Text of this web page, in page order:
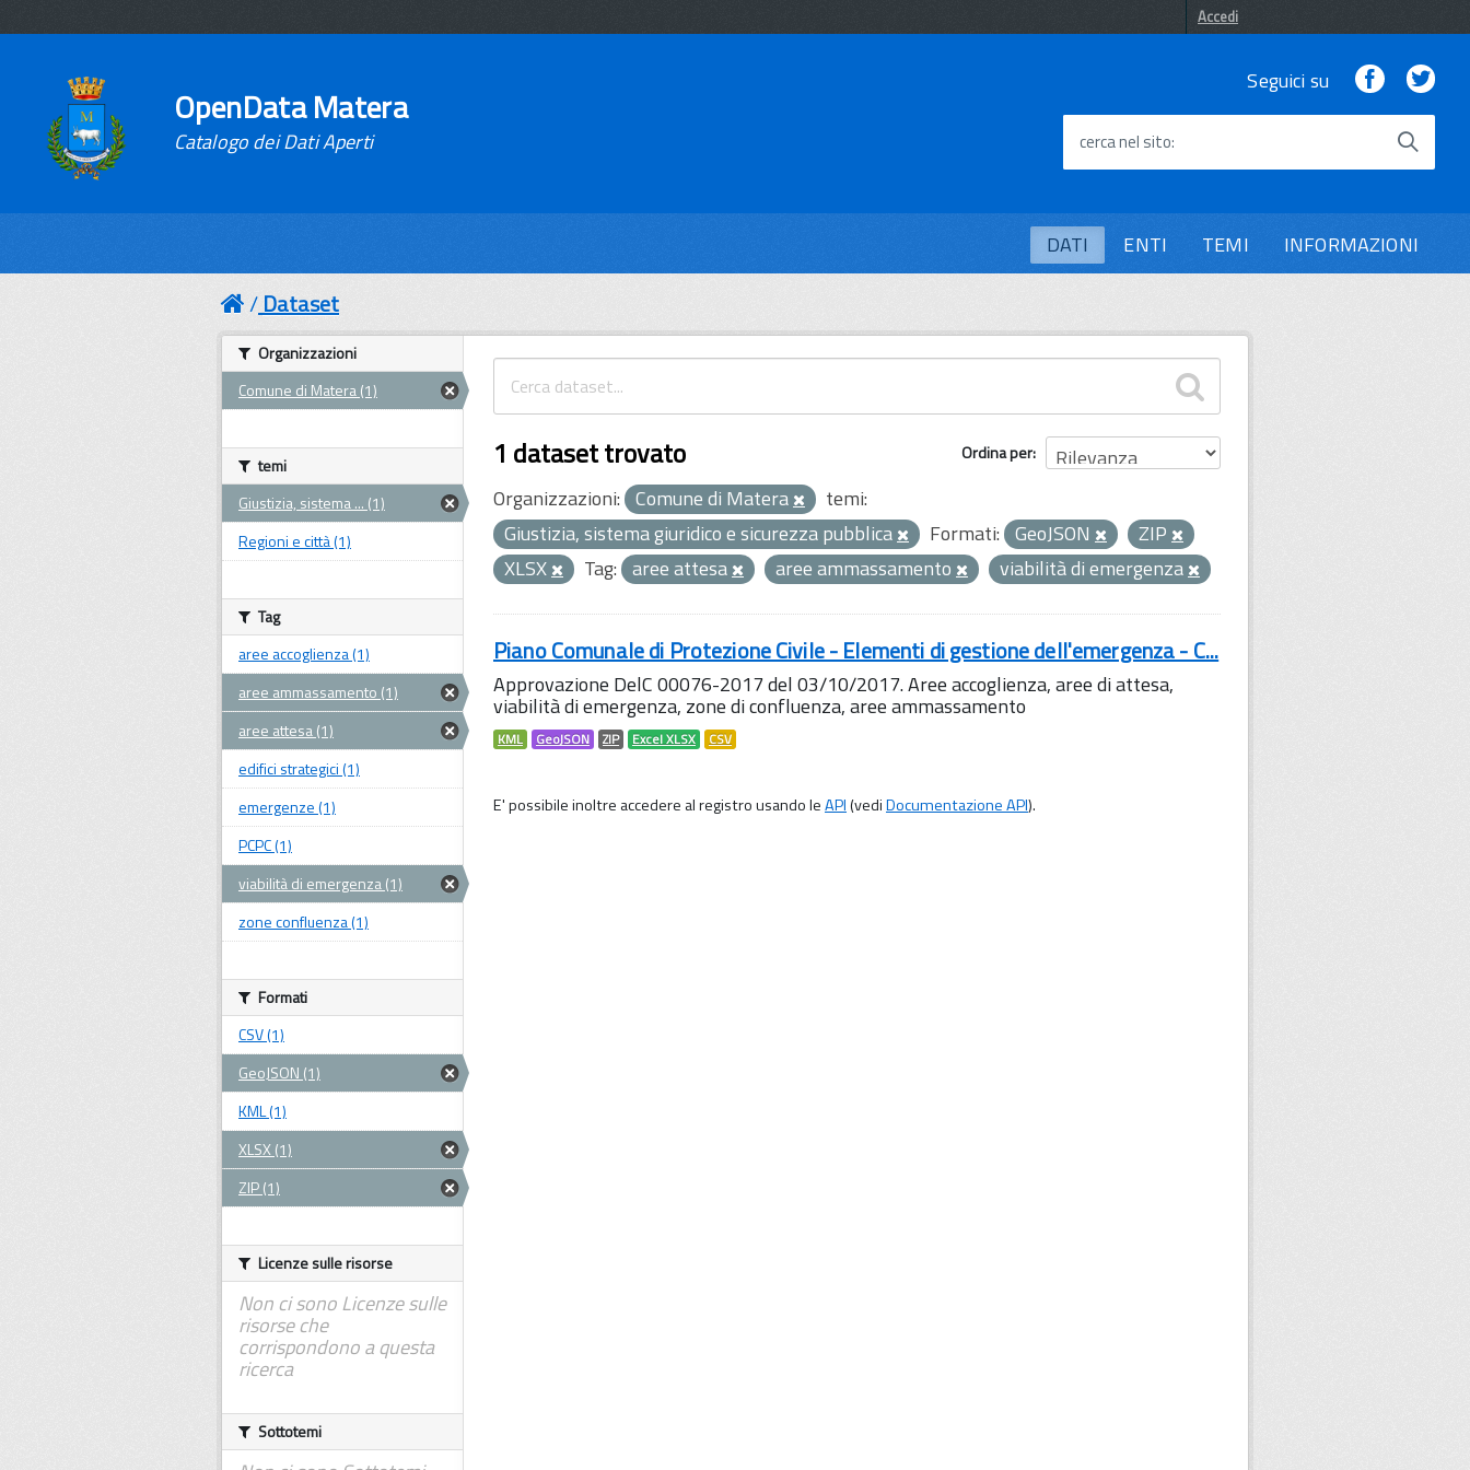
Accedi
OpenData Matera
Catalogo dei Dati Aperti
Seguici su Facebook
cerca nel sito
DATI ENTI TEMI INFORMAZIONI
Dataset
Ordina per
1 dataset trovato
Organizzazioni: Comune di Matera
temi:
Giustizia, sistema giuridico e sicurezza pubblica
Formati: GeoJSON
ZIP
XLSX
Tag: aree attesa aree ammassamento viabilità di emergenza
Piano Comunale di Protezione Civile - Elementi di gestione dell'emergenza - C...
Approvazione DelC 00076-2017 del 03/10/2017. Aree accoglienza, aree di attesa,
viabilità di emergenza, zone di confluenza, aree ammassamento
KML GeoJSON ZIP Excel XLSX CSV
E' possibile inoltre accedere al registro usando leAPI(vediDocumentazione API).
Organizzazioni
Comune di Matera (1)
temi
Giustizia, sistema ... (1)
Regioni e città (1)
Tag
aree accoglienza (1)
aree ammassamento (1)
aree attesa (1)
edifici strategici (1)
emergenze (1)
PCPC (1)
viabilità di emergenza (1)
zone confluenza (1)
Formati
CSV (1)
GeoJSON (1)
KML (1)
XLSX (1)
ZIP (1)
Licenze sulle risorse
Non ci sono Licenze sulle
risorse che
corrispondono a questa
ricerca
Sottotemi